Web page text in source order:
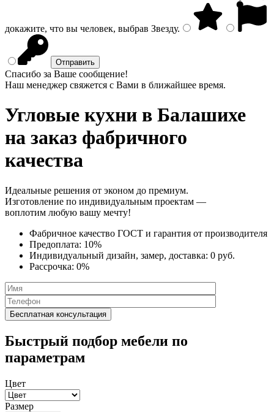
докажите, что вы человек, выбрав Звезду.
Спасибо за Ваше сообщение!
Наш менеджер свяжется с Вами в ближайшее время.
Угловые кухни в Балашихе
на заказ фабричного
качества
Идеальные решения от эконом до премиум.
Изготовление по индивидуальным проектам —
воплотим любую вашу мечту!
Фабричное качество ГОСТ и гарантия от производителя
Предоплата: 10%
Индивидуальный дизайн, замер, доставка: 0 руб.
Рассрочка: 0%
Быстрый подбор мебели по
параметрам
Цвет
Размер